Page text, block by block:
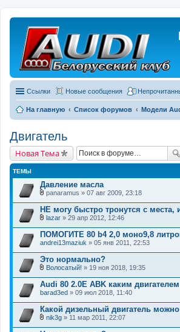
Ссылки Новые сообщения
На главную Список форумов Модели
Двигатель
Новая Тема
ТЕМЫ
Давление масла
В
л
о
ж
е
н
и
panaramus » 07 авг 2009, 23:18
НЕ могу быстро тронутся с места,
л
о
ж
е
н
и
lazar » 29 апр 2012, 12:46
ПОМОГИТЕ 80 b4 2,0 моно9,8
andrei13maziuk » 05 янв 2011, 22:53
Это нормально?
о
ж
е
н
и
Волосатый! » 19 ноя 2018, 19:35
Audi 80 2.0E ABK каким
barad3ed » 09 июл 2018, 11:40
Какой дизельный двигатель
nik3g » 11 мар 2011, 22:07